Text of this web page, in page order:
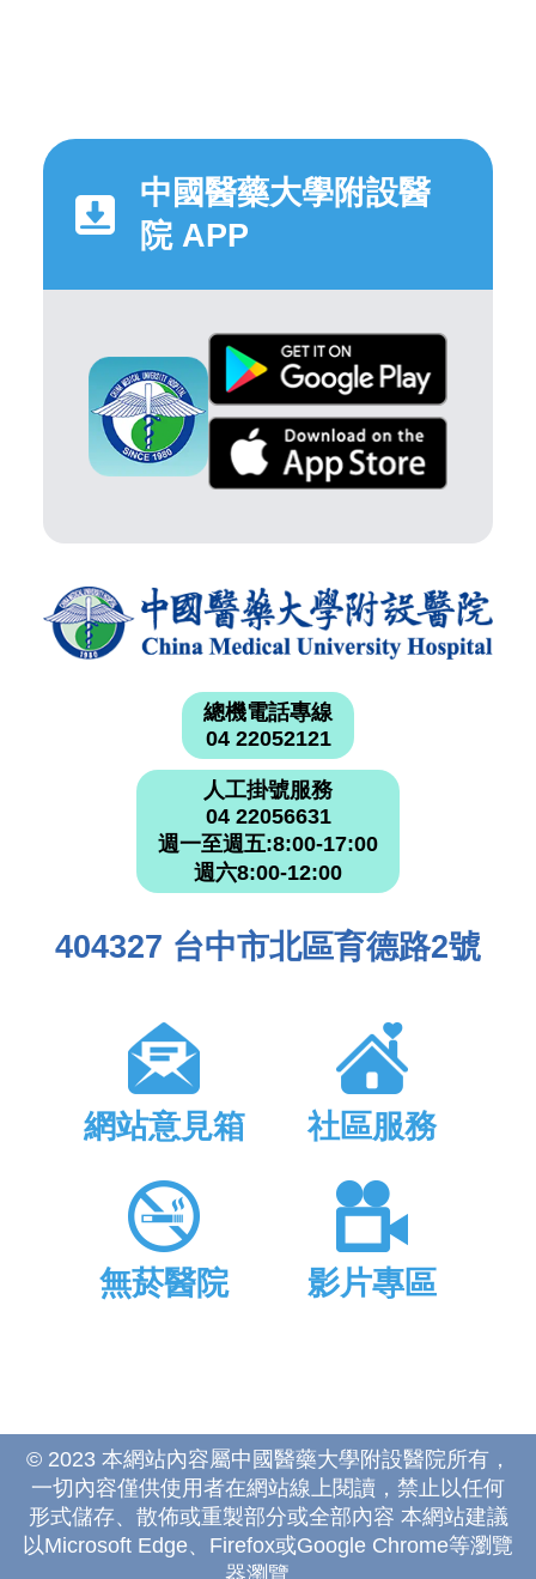
中國醫藥大學附設醫
院 APP
總機電話專線
04 22052121
人工掛號服務
04 22056631
週一至週五:8:00-17:00
週六8:00-12:00
404327 台中市北區育德路2號
網站意見箱 社區服務
無菸醫院 影片專區
© 2023 本網站內容屬中國醫藥大學附設醫院所有，
一切內容僅供使用者在網站線上閱讀，禁止以任何
形式儲存、散佈或重製部分或全部內容 本網站建議
以Microsoft Edge、Firefox或Google Chrome等瀏覽
器瀏覽。